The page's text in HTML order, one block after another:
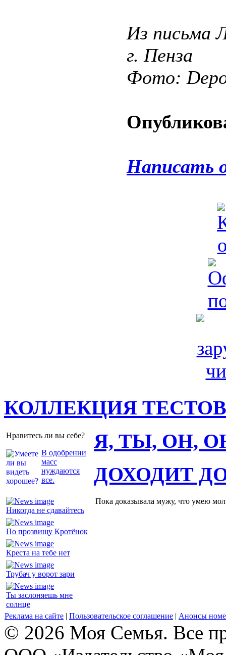
Из письма
г. Пенза
Фото:
Написать
КОЛЛЕКЦИЯ ТЕСТОВ
Нравитесь ли вы себе?
В одобрении
масс
нуждаются
все.
Я, ТЫ, ОН,
Никогда не сдавайтесь
По прозвищу Кротёнок
Креста на тебе нет
Трубач у ворот зари
Ты заслоняешь мне
солнце
ДОХОДИТ
Пока доказывала мужу, что умею
Реклама на сайте | Пользовательское соглашение | Анонсы
© 2026 Моя Семья. Все